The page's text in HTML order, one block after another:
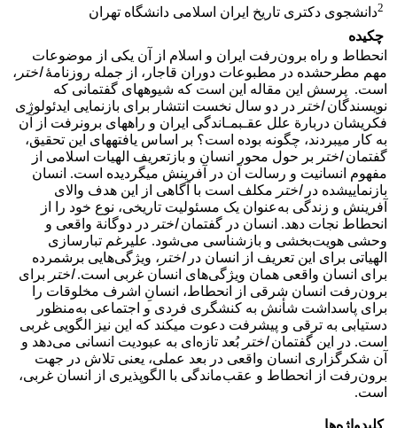
2دانشجوی دکتری تاریخ ایران اسلامی دانشگاه تهران
چکیده
انحطاط و راه برون‌رفت ایران و اسلام از آن یکی از موضوعات
مهم مطرح­شده در مطبوعات دوران قاجار، از جمله روزنامۀاختر ،
است. پرسش این مقاله این است که شیوه­های گفتمانی که
نویسندگاناختر در دو سال نخست انتشار برای بازنمایی ایدئولوژی
فکریشان دربارة علل عقـب­مـاندگی ایران و راه­های برون­­رفت از آن
به کار می­بردند، چگونه بوده است؟ بر اساس یافته­های این تحقیق،
گفتماناختر بر حول محور انسان و بازتعریف الهیات اسلامی از
مفهوم انسانیت و رسالت آن در آفرینش می­گردیده است. انسان
بازنمایی­شده دراختر مکلف است با آگاهی از این هدف والای
آفرینش و زندگی به‌عنوان یک مسئولیت تاریخی، نوع خود را از
انحطاط نجات دهد. انسان در گفتماناختر در دوگانة واقعی و
وحشی هویت‌بخشی و بازشناسی می‌شود. علی­رغم تبارسازی
الهیاتی برای این تعریف از انسان دراختر ، ویژگی‌هایی برشمرده
برای انسان واقعی همان ویژگی‌های انسان غربی است.اختر برای
برون‌رفت انسان شرقی از انحطاط، انسانِ اشرف مخلوقات را
برای پاسداشت شأنش به کنشگری فردی و اجتماعی به‌منظور
دستیابی به ترقی و پیشرفت دعوت می­کند که این نیز الگویی غربی
است. در این گفتماناختر بُعد تازه‌ای به عبودیت انسانی می‌دهد و
آن شکرگزاری انسان واقعی در بعد عملی، یعنی تلاش در جهت
برون‌رفت از انحطاط و عقب‌ماندگی با الگوپذیری از انسان غربی،
است.
کلیدواژه‌ها